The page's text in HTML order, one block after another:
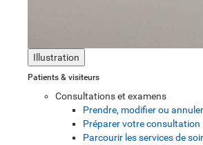
Illustration
Patients & visiteurs
Consultations et examens
Prendre, modifier ou
Préparer votre consultation
Parcourir les services de